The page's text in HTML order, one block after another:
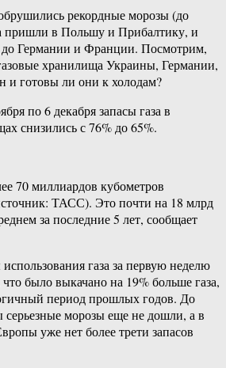
рекордные морозы (до
пришли в Польшу и Прибалтику, и
до Германии и Франции. Посмотрим,
хранилища Украины, Германии,
и готовы ли они к холодам?
по 6 декабря запасы газа в
снизились с 76% до 65%.
70 миллиардов кубометров
ТАСС). Это почти на 18 млрд
за последние 5 лет, сообщает
газа за первую неделю
было выкачано на 19% больше газа,
период прошлых годов. До
морозы еще не дошли, а в
уже нет более трети запасов